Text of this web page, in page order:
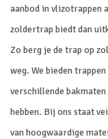
aanbod in vlizotrappen
zoldertrap biedt dan
Zo berg je de trap op
weg. We bieden
verschillende
hebben. Bij ons staat
van hoogwaardige